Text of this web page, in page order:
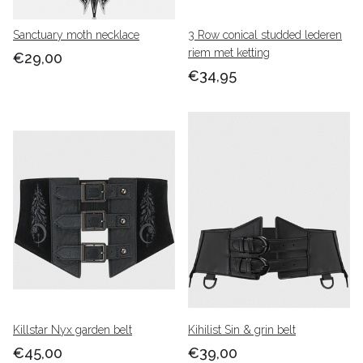
Sanctuary moth necklace
€29,00
3 Row conical studded lederen
riem met ketting
€34,95
Killstar Nyx garden belt
€45,00
Kihilist Sin & grin belt
€39,00